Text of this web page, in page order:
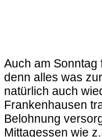
Auch am
denn alles was
natürlich auch
Frankenhausen
Belohnung
Mittagessen wie